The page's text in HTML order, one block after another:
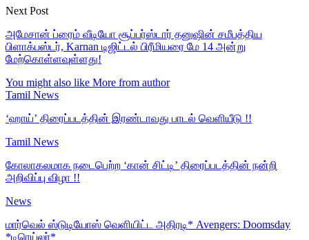
Next Post
அமேசான் ப்ரைம் வீடியோ சூப்பர்ஸ்டார் தனுஷின் சமீபத்திய
பிளாக்பஸ்டர், Karnan டிஜிட்டல் பிரீமியரை மே 14 அன்று
மேற்கொள்ளவுள்ளது!
You might also like More from author
Tamil News
‘ஹாய்’ திரைப்படத்தின் இரண்டாவது பாடல் வெளியீடு !!
Tamil News
கோலாகலமாக நடைபெற்ற ‘கான் சிட்டி’ திரைப்படத்தின் நன்றி
அறிவிப்பு விழா !!
News
மார்வெல் ஸ்டுடியோஸ் வெளியிட்ட அதிரடி* Avengers: Doomsday
*டிரெய்லர்*